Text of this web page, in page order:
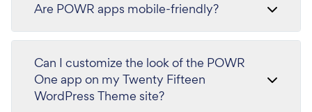
Are POWR apps mobile-friendly?
Can I customize the look of the POWR
One app on my Twenty Fifteen
WordPress Theme site?